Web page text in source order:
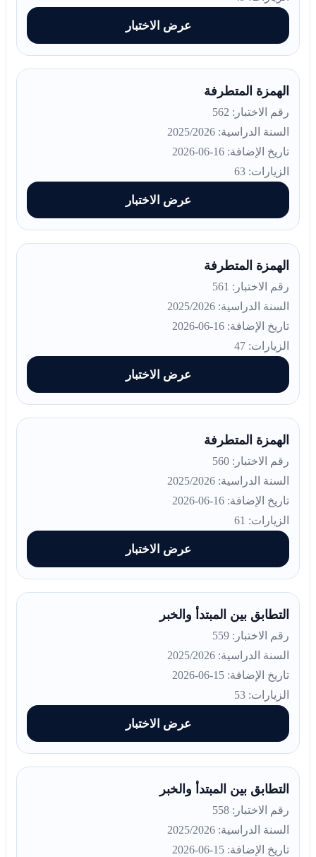
عرض الاختبار
الهمزة المتطرفة
رقم الاختبار: 562
السنة الدراسية: 2025/2026
تاريخ الإضافة: 16-06-2026
الزيارات: 63
عرض الاختبار
الهمزة المتطرفة
رقم الاختبار: 561
السنة الدراسية: 2025/2026
تاريخ الإضافة: 16-06-2026
الزيارات: 47
عرض الاختبار
الهمزة المتطرفة
رقم الاختبار: 560
السنة الدراسية: 2025/2026
تاريخ الإضافة: 16-06-2026
الزيارات: 61
عرض الاختبار
التطابق بين المبتدأ والخبر
رقم الاختبار: 559
السنة الدراسية: 2025/2026
تاريخ الإضافة: 15-06-2026
الزيارات: 53
عرض الاختبار
التطابق بين المبتدأ والخبر
رقم الاختبار: 558
السنة الدراسية: 2025/2026
تاريخ الإضافة: 15-06-2026